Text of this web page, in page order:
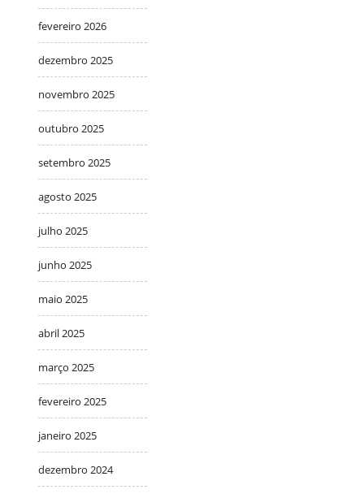
fevereiro 2026
dezembro 2025
novembro 2025
outubro 2025
setembro 2025
agosto 2025
julho 2025
junho 2025
maio 2025
abril 2025
março 2025
fevereiro 2025
janeiro 2025
dezembro 2024